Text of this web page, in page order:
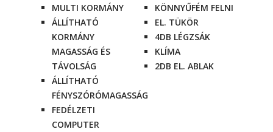
MULTI KORMÁNY
ÁLLÍTHATÓ
KORMÁNY
MAGASSÁG ÉS
TÁVOLSÁG
ÁLLÍTHATÓ
FÉNYSZÓRÓMAGASSÁG
FEDÉLZETI
COMPUTER
KÖNNYŰFÉM FELNI
EL. TÜKÖR
4DB LÉGZSÁK
KLÍMA
2DB EL. ABLAK